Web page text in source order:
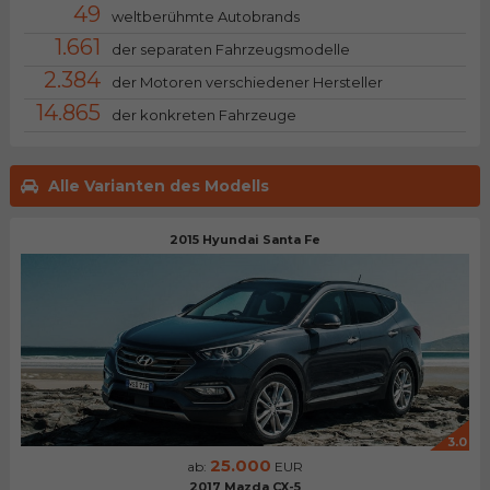
Alle Varianten des Modells
2015 Hyundai Santa Fe
3.0
ab: 25.000 EUR
2017 Mazda CX-5
49 weltberühmte Autobrands
1.661 der separaten Fahrzeugsmodelle
2.384 der Motoren verschiedener Hersteller
14.865 der konkreten Fahrzeuge